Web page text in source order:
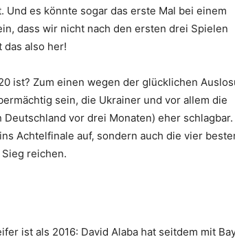
es könnte sogar das erste Mal bei einem
dass wir nicht nach den ersten drei Spielen
das also her!
ist? Zum einen wegen der glücklichen
sein, die Ukrainer und vor allem die
vor drei Monaten) eher schlagbar.
Achtelfinale auf, sondern auch die vier
reichen.
ist als 2016: David Alaba hat seitdem mit